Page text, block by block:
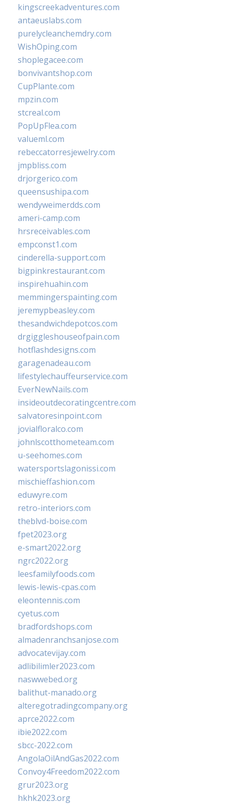
kingscreekadventures.com
antaeuslabs.com
purelycleanchemdry.com
WishOping.com
shoplegacee.com
bonvivantshop.com
CupPlante.com
mpzin.com
stcreal.com
PopUpFlea.com
valueml.com
rebeccatorresjewelry.com
jmpbliss.com
drjorgerico.com
queensushipa.com
wendyweimerdds.com
ameri-camp.com
hrsreceivables.com
empconst1.com
cinderella-support.com
bigpinkrestaurant.com
inspirehuahin.com
memmingerspainting.com
jeremypbeasley.com
thesandwichdepotcos.com
drgiggleshouseofpain.com
hotflashdesigns.com
garagenadeau.com
lifestylechauffeurservice.com
EverNewNails.com
insideoutdecoratingcentre.com
salvatoresinpoint.com
jovialfloralco.com
johnlscotthometeam.com
u-seehomes.com
watersportslagonissi.com
mischieffashion.com
eduwyre.com
retro-interiors.com
theblvd-boise.com
fpet2023.org
e-smart2022.org
ngrc2022.org
leesfamilyfoods.com
lewis-lewis-cpas.com
eleontennis.com
cyetus.com
bradfordshops.com
almadenranchsanjose.com
advocatevijay.com
adlibilimler2023.com
naswwebed.org
balithut-manado.org
alteregotradingcompany.org
aprce2022.com
ibie2022.com
sbcc-2022.com
AngolaOilAndGas2022.com
Convoy4Freedom2022.com
grur2023.org
hkhk2023.org